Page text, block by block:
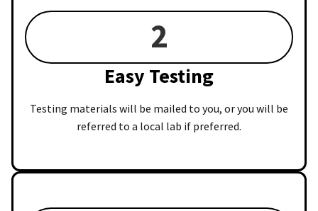
2
Easy Testing
Testing materials will be mailed to you, or you will be
referred to a local lab if preferred.